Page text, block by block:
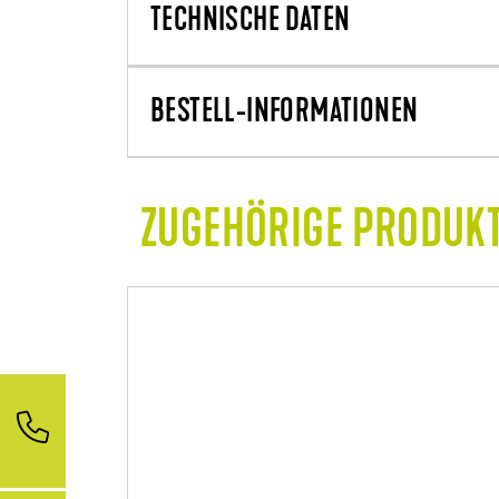
TECHNISCHE DATEN
BESTELL-INFORMATIONEN
ZUGEHÖRIGE